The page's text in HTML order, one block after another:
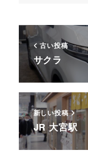
古い投稿
サクラ
新しい投稿
JR 大宮駅